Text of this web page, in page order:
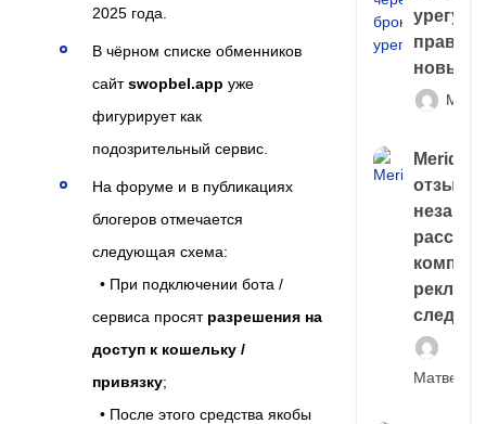
2025 года.
В чёрном списке обменников
сайтswopbel.app уже
фигурирует как
подозрительный сервис.
На форуме и в публикациях
блогеров отмечается
следующая схема:
• При подключении бота /
сервиса просят разрешения на
доступ к кошельку /
привязку;
• После этого средства якобы
правда
новый
следа
Матвей